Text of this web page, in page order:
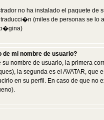
no ha instalado el paquete
(miles de personas se
p�gina)
mi nombre de usuario?
nombre de usuario, la primera
la segunda es el AVATAR,
en su perfil. En caso de que